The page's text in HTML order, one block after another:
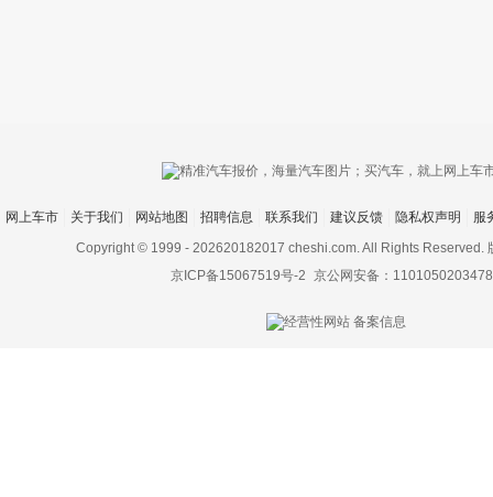
上传图片最多
网上车市 关于我们 网站地图 招聘信息 联系我们 建议反馈 隐私权声明
服
Copyright © 1999 - 202620182017 cheshi.com. All Rights Reserved.
京ICP备15067519号-2 京公网安备：